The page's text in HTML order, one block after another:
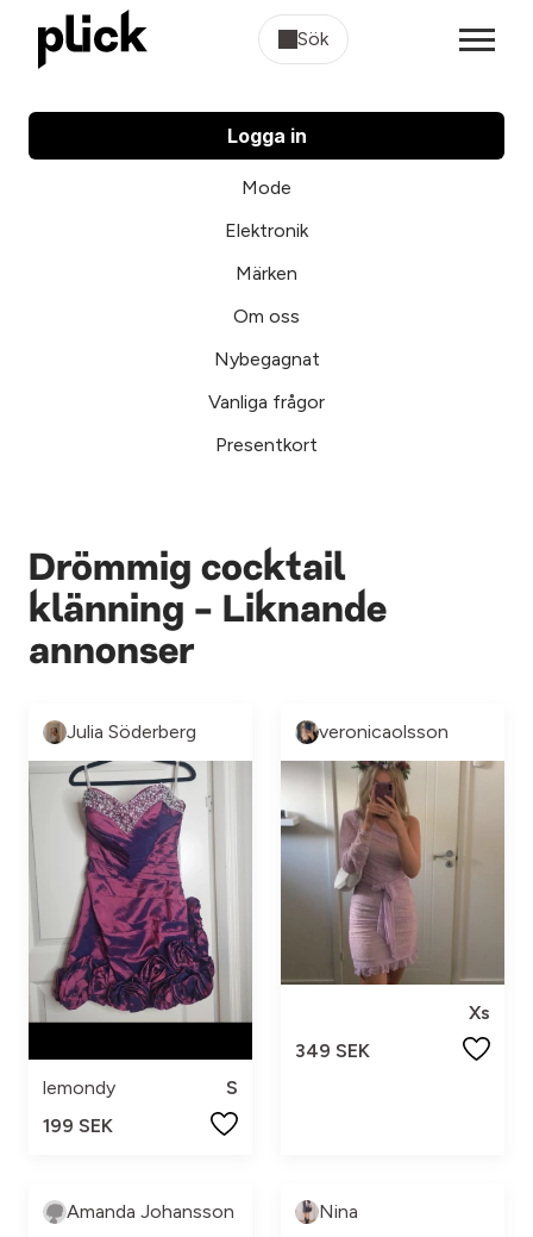
Sök
Logga in
Mode
Elektronik
Märken
Om oss
Nybegagnat
Vanliga frågor
Presentkort
Drömmig cocktail
klänning - Liknande
annonser
Julia Söderberg
lemondy
S
199 SEK
veronicaolsson
Xs
349 SEK
Amanda Johansson Nina